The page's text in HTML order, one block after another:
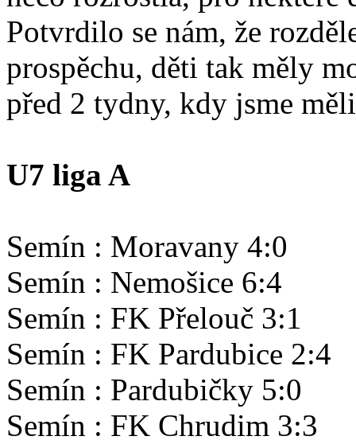
Potvrdilo se nám, že
prospěchu, děti tak měly
před 2 tydny, kdy jsme
U7 liga A
Semín : Moravany 4:0
Semín : Nemošice 6:4
Semín : FK Přelouč 3:1
Semín : FK Pardubice 2:4
Semín : Pardubičky 5:0
Semín : FK Chrudim 3:3